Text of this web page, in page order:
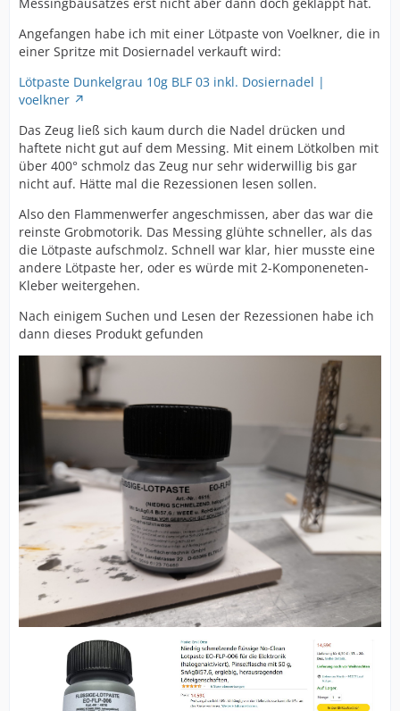
Angefangen habe ich mit einer Lötpaste von Voelkner, die in
einer Spritze mit Dosiernadel verkauft wird:
Lötpaste Dunkelgrau 10g BLF 03 inkl. Dosiernadel |
voelkner
Das Zeug ließ sich kaum durch die Nadel drücken und
haftete nicht gut auf dem Messing. Mit einem Lötkolben mit
über 400° schmolz das Zeug nur sehr widerwillig bis gar
nicht auf. Hätte mal die Rezessionen lesen sollen.
Also den Flammenwerfer angeschmissen, aber das war die
reinste Grobmotorik. Das Messing glühte schneller, als das
die Lötpaste aufschmolz. Schnell war klar, hier musste eine
andere Lötpaste her, oder es würde mit 2-Komponeneten-
Kleber weitergehen.
Nach einigem Suchen und Lesen der Rezessionen habe ich
dann dieses Produkt gefunden